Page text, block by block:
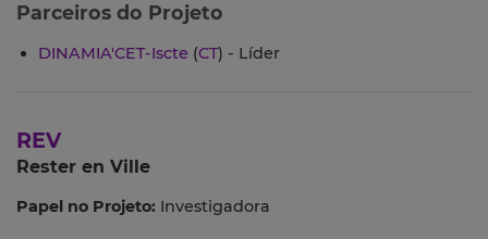
Parceiros do Projeto
DINAMIA'CET-Iscte (CT) - Líder
REV
Rester en Ville
Papel no Projeto: Investigadora